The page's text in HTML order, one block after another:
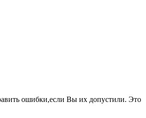
ошибки,если Вы их допустили. Это